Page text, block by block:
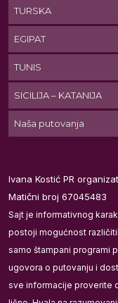
TURSKA
EGIPAT
TUNIS
SICILIJA – KATANIJA
Naša putovanja
Ivana Kostić PR
Matični broj 67045483
Sajt je informativnog
postoji mogućnost
samo štampani programi
ugovora o putovanju i
sve informacije proverite